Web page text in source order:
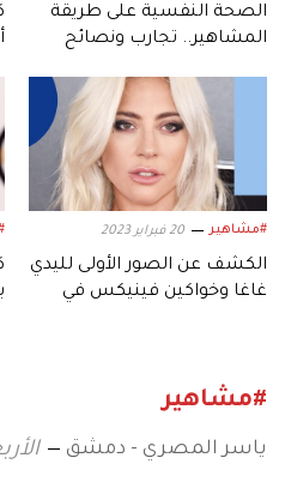
الصحة النفسية على طريقة
المشاهير.. تجارب ونصائح
#مشاهير 20 فبراير 2023
الكشف عن الصور الأولى لليدي
غاغا وخواكين فينيكس في
#مشاهير
ياسر المصري - دمشق الأربعاء 6